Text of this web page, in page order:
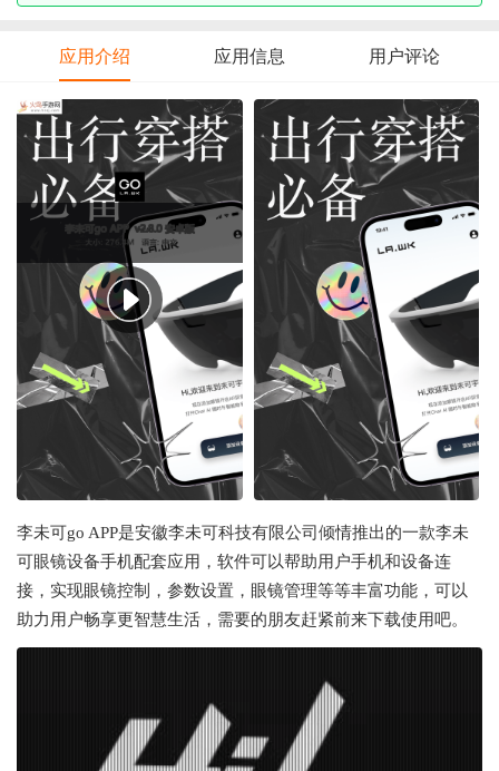
应用介绍 应用信息 用户评论
李未可go APP是安徽李未可科技有限公司倾情推出的一款李未
可眼镜设备手机配套应用，软件可以帮助用户手机和设备连
接，实现眼镜控制，参数设置，眼镜管理等等丰富功能，可以
助力用户畅享更智慧生活，需要的朋友赶紧前来下载使用吧。